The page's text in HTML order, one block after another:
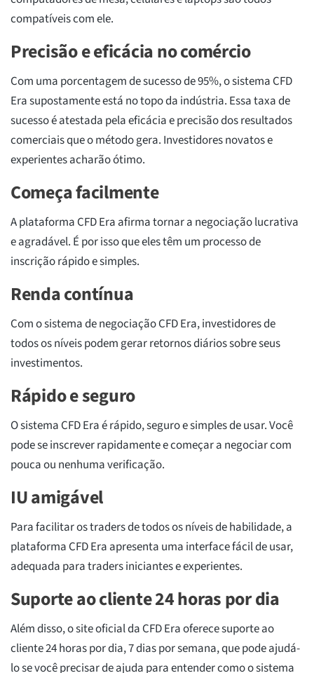
compatíveis com ele.
Precisão e eficácia no comércio
Com uma porcentagem de sucesso de 95%, o sistema CFD
Era supostamente está no topo da indústria. Essa taxa de
sucesso é atestada pela eficácia e precisão dos resultados
comerciais que o método gera. Investidores novatos e
experientes acharão ótimo.
Começa facilmente
A plataforma CFD Era afirma tornar a negociação lucrativa
e agradável. É por isso que eles têm um processo de
inscrição rápido e simples.
Renda contínua
Com o sistema de negociação CFD Era, investidores de
todos os níveis podem gerar retornos diários sobre seus
investimentos.
Rápido e seguro
O sistema CFD Era é rápido, seguro e simples de usar. Você
pode se inscrever rapidamente e começar a negociar com
pouca ou nenhuma verificação.
IU amigável
Para facilitar os traders de todos os níveis de habilidade, a
plataforma CFD Era apresenta uma interface fácil de usar,
adequada para traders iniciantes e experientes.
Suporte ao cliente 24 horas por dia
Além disso, o site oficial da CFD Era oferece suporte ao
cliente 24 horas por dia, 7 dias por semana, que pode ajudá-
lo se você precisar de ajuda para entender como o sistema